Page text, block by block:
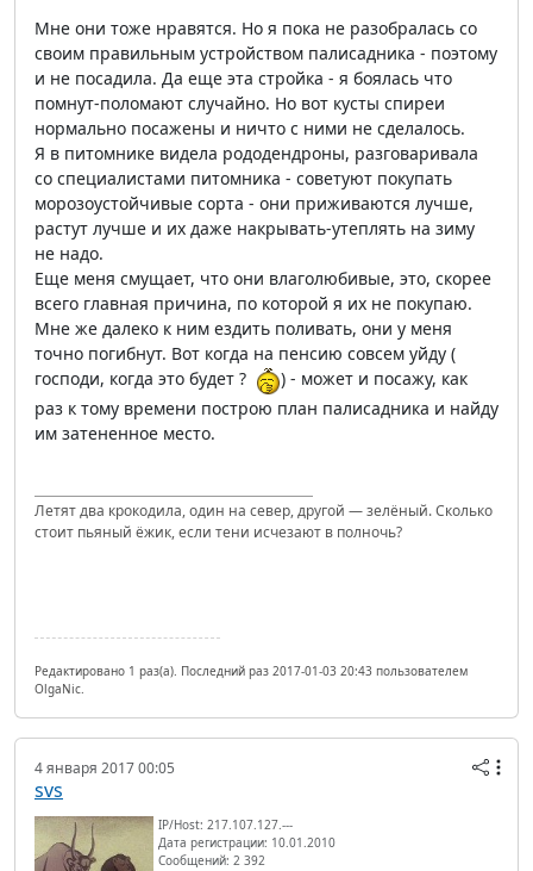
Мне они тоже нравятся. Но я пока не разобралась со
своим правильным устройством палисадника - поэтому
и не посадила. Да еще эта стройка - я боялась что
помнут-поломают случайно. Но вот кусты спиреи
нормально посажены и ничто с ними не сделалось.
Я в питомнике видела рододендроны, разговаривала
со специалистами питомника - советуют покупать
морозоустойчивые сорта - они приживаются лучше,
растут лучше и их даже накрывать-утеплять на зиму
не надо.
Еще меня смущает, что они влаголюбивые, это, скорее
всего главная причина, по которой я их не покупаю.
Мне же далеко к ним ездить поливать, они у меня
точно погибнут. Вот когда на пенсию совсем уйду (
господи, когда это будет ?
) - может и посажу, как
раз к тому времени построю план палисадника и найду
им затененное место.
Летят два крокодила, один на север, другой — зелёный. Сколько
стоит пьяный ёжик, если тени исчезают в полночь?
Редактировано 1 раз(а). Последний раз 2017-01-03 20:43 пользователем
OlgaNic.
4 января 2017 00:05
svs
IP/Host: 217.107.127.---
Дата регистрации: 10.01.2010
Сообщений: 2 392